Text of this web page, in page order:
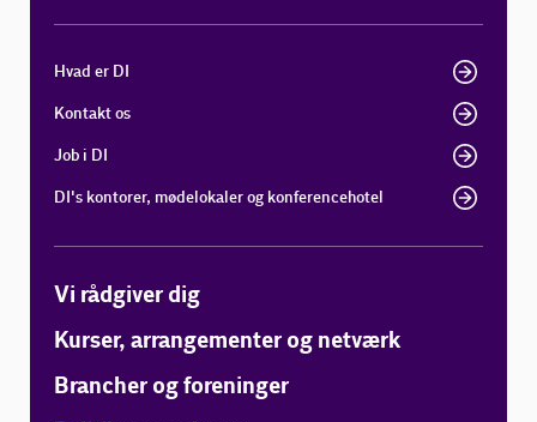
Hvad er DI
Kontakt os
Job i DI
DI's kontorer, mødelokaler og konferencehotel
Vi rådgiver dig
Kurser, arrangementer og netværk
Brancher og foreninger